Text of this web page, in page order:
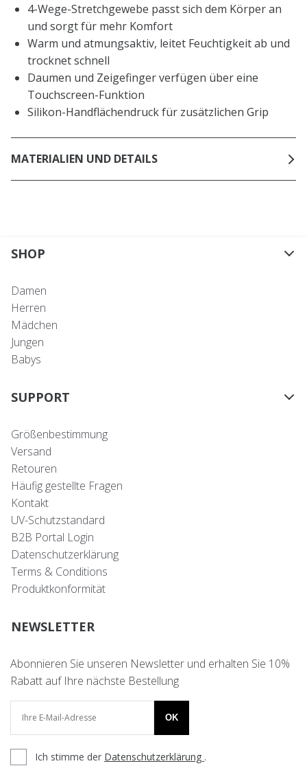
4-Wege-Stretchgewebe passt sich dem Körper an
und sorgt für mehr Komfort
Warm und atmungsaktiv, leitet Feuchtigkeit ab und
trocknet schnell
Daumen und Zeigefinger verfügen über eine
Touchscreen-Funktion
Silikon-Handflächendruck für zusätzlichen Grip
MATERIALIEN UND DETAILS
SHOP
Damen
Herren
Mädchen
Jungen
Babys
SUPPORT
Größenbestimmung
Versand
Retouren
Häufig gestellte Fragen
Kontakt
UV-Schutzstandard
B2B Portal Login
Datenschutzerklärung
Terms & Conditions
Produktkonformität
NEWSLETTER
Abonnieren Sie unseren Newsletter und erhalten Sie 10%
Rabatt auf Ihre nächste Bestellung
OK
Ich stimme der Datenschutzerklärung .